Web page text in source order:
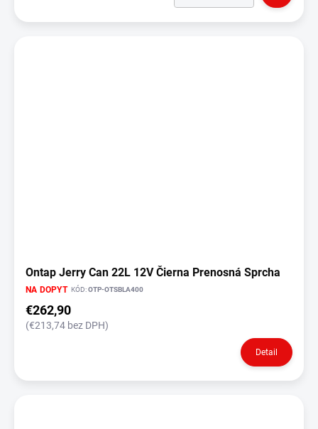
Ontap Jerry Can 22L 12V Čierna Prenosná Sprcha
NA DOPYT KÓD:OTP-OTSBLA400
€262,90
(€213,74 bez DPH)
Detail